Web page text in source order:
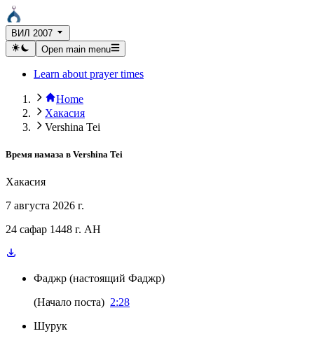
ВИЛ 2007
Open main menu
Learn about prayer times
Home
Хакасия
Vershina Tei
Время намаза в Vershina Tei
Хакасия
7 августа 2026 г.
24 сафар 1448 г. AH
Фаджр (настоящий Фаджр)
(Начало поста) 2:28
Шурук